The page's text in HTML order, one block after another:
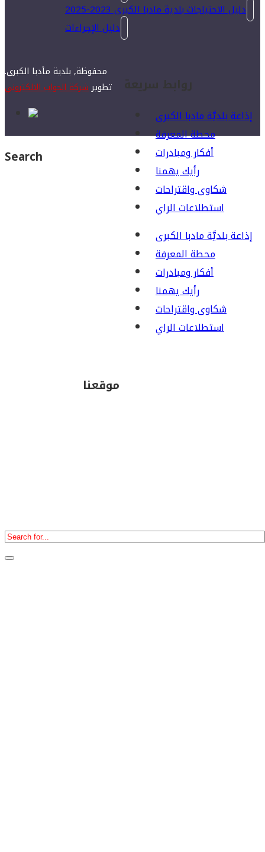
دليل الاحتياجات بلدية مادبا الكبرى 2023-2025
دليل الإجراءات
روابط سريعة
إذاعة بلديَّة مادبا الكبرى
محطة المعرفة
أفكار ومبادرات
رأيك يهمنا
شكاوى واقتراحات
استطلاعات الراي
إذاعة بلديَّة مادبا الكبرى
محطة المعرفة
أفكار ومبادرات
رأيك يهمنا
شكاوى واقتراحات
استطلاعات الراي
موقعنا
محفوظة, بلدية مأدبا الكبرى.
تطويرشركة الجواب الالكتروني
Search